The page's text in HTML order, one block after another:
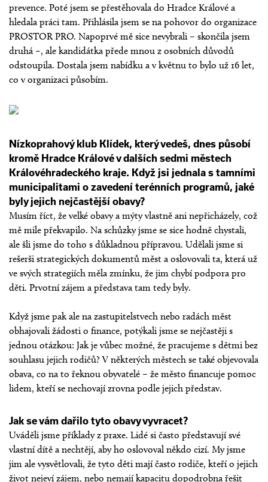
prevence. Poté jsem se přestěhovala do Hradce Králové a
hledala práci tam. Přihlásila jsem se na pohovor do organizace
PROSTOR PRO. Napoprvé mě sice nevybrali – skončila jsem
druhá –, ale kandidátka přede mnou z osobních důvodů
odstoupila. Dostala jsem nabídku a v květnu to bylo už 16 let,
co v organizaci působím.
Nízkoprahový klub Klídek, který vedeš, dnes působí
kromě Hradce Králové v dalších sedmi městech
Královéhradeckého kraje. Když jsi jednala s tamními
municipalitami o zavedení terénních programů, jaké
byly jejich nejčastější obavy?
Musím říct, že velké obavy a mýty vlastně ani nepřicházely, což
mě mile překvapilo. Na schůzky jsme se sice hodně chystali,
ale šli jsme do toho s důkladnou přípravou. Udělali jsme si
rešerši strategických dokumentů měst a oslovovali ta, která už
ve svých strategiích měla zmínku, že jim chybí podpora pro
děti. Prvotní zájem a představa tam tedy byly.
Když jsme pak ale na zastupitelstvech nebo radách měst
obhajovali žádosti o finance, potýkali jsme se nejčastěji s
jednou otázkou: Jak je vůbec možné, že pracujeme s dětmi bez
souhlasu jejich rodičů? V některých městech se také objevovala
obava, co na to řeknou obyvatelé – že město financuje pomoc
lidem, kteří se nechovají zrovna podle jejich představ.
Jak se vám dařilo tyto obavy vyvracet?
Uváděli jsme příklady z praxe. Lidé si často představují své
vlastní dítě a nechtějí, aby ho oslovoval někdo cizí. My jsme
jim ale vysvětlovali, že tyto děti mají často rodiče, kteří o jejich
život nejeví zájem, nebo nemají kapacitu dopodrobna řešit